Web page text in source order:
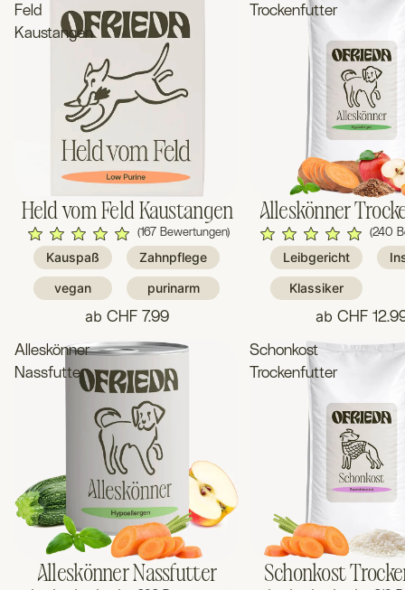
Feld
Kaustangen
Held vom Feld Kaustangen
(167 Bewertungen)
Kauspaß
Zahnpflege
vegan
purinarm
ab CHF 7.99
Trockenfutter
Alleskönner
(240
Leibgericht
Klassiker
ab CHF
Alleskönner
Nassfutter
Alleskönner Nassfutter
Schonkost
Trockenfutter
Schonkost